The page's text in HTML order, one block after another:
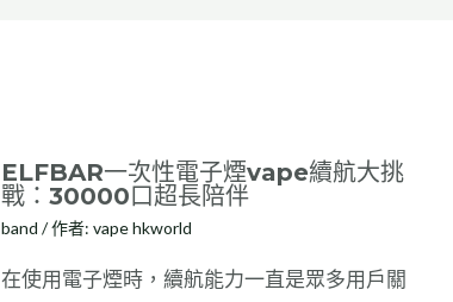
ELFBAR一次性電子煙vape續航大挑
戰：30000口超長陪伴
band / 作者: vape hkworld
在使用電子煙時，續航能力一直是眾多用戶關